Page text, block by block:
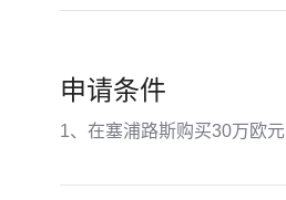
申请条件
1、在塞浦路斯购买30万欧元